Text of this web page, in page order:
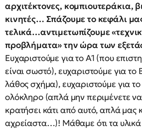
αρχιτέκτονες, κομπιουτεράκια,
κινητές… Σπάζουμε το κεφάλι
τελικά…αντιμετωπίζουμε
προβλήματα» την ώρα των
Ευχαριστούμε για το Α1 (που
είναι σωστό), ευχαριστούμε για το
λάθος σχήμα), ευχαριστούμε για
ολόκληρο (απλά μην περιμένετε
κρατήσει κάτι από αυτό, απλά μας
αχρείαστα…)! Μάθαμε ότι τα